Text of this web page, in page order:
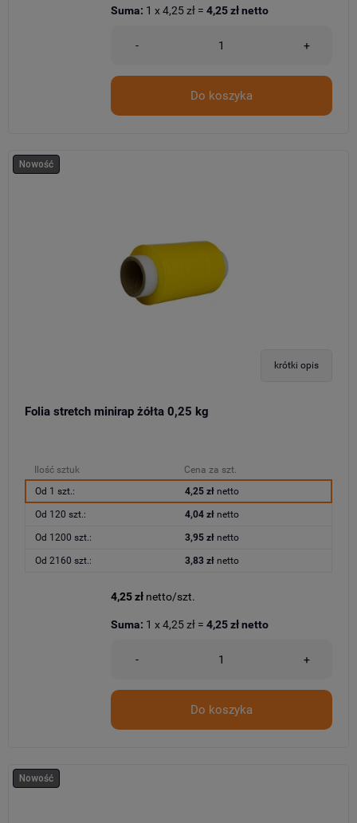
- +
Do koszyka
Suma: 1 x4,25 zł = 4,25 złnetto
krótki opis
Folia stretch minirap żółta 0,25 kg
Ilość sztuk
Cena za szt.
Od 1 szt.:
4,25 złnetto
Od 120 szt.: 4,04 złnetto
Od 1200 szt.: 3,95 złnetto
Od 2160 szt.: 3,83 złnetto
4,25 zł netto/szt.
- +
Do koszyka
Suma: 1 x4,25 zł = 4,25 złnetto
Nowość
Nowość